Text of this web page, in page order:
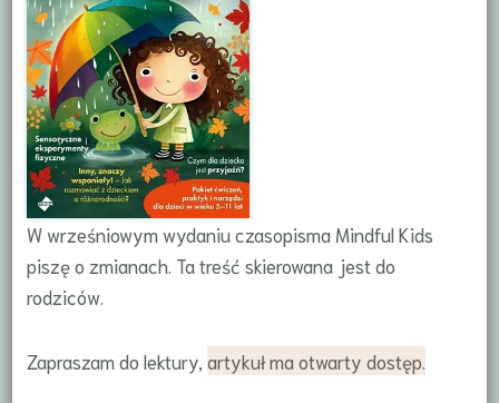
W wrześniowym wydaniu czasopisma Mindful Kids
piszę o zmianach. Ta treść skierowana jest do
rodziców.
Zapraszam do lektury, artykuł ma otwarty dostęp.